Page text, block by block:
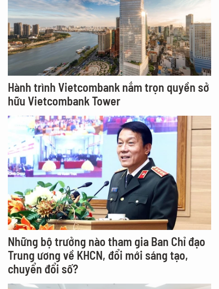
Hành trình Vietcombank nắm trọn quyền sở
hữu Vietcombank Tower
Những bộ trưởng nào tham gia Ban Chỉ đạo
Trung ương về KHCN, đổi mới sáng tạo,
chuyển đổi số?